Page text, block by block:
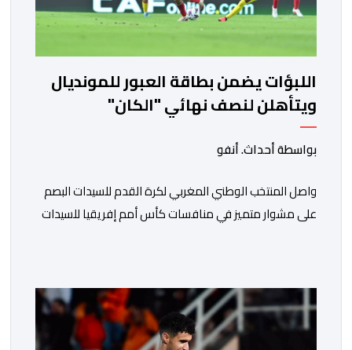
اللبؤات يضمن بطاقة العبور للمونديال
ويتأهلن لنصف نهائي "الكان"
بواسطة أحداث. أنفو
واصل المنتخب الوطني المغربي لكرة القدم للسيدات البصم
على مشوار متميز في منافسات كأس أمم إفريقيا للسيدات
التي جمعتهما، مساء اليوم السبت على أرضية ملعب مولاي
الحسن بالرباط، برسم الدور ربع النهائي، ليضمن بذلك رسميا
مشاركته […]